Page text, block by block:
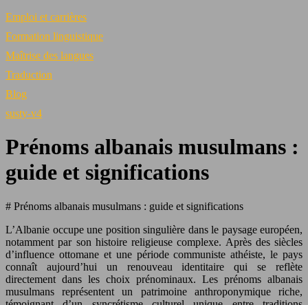
Emploi et carrières
Formation linguistique
Maîtrise des langues
Traduction
Blog
susty-v4
Prénoms albanais musulmans :
guide et significations
# Prénoms albanais musulmans : guide et significations
L’Albanie occupe une position singulière dans le paysage européen,
notamment par son histoire religieuse complexe. Après des siècles
d’influence ottomane et une période communiste athéiste, le pays
connaît aujourd’hui un renouveau identitaire qui se reflète
directement dans les choix prénominaux. Les prénoms albanais
musulmans représentent un patrimoine anthroponymique riche,